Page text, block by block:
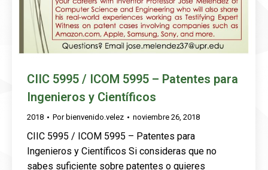
CIIC 5995 / ICOM 5995 – Patentes para
Ingenieros y Científicos
2018 Porbienvenido.velez noviembre 26, 2018
CIIC 5995 / ICOM 5995 – Patentes para
Ingenieros y Científicos Si consideras que no
sabes suficiente sobre patentes o quieres